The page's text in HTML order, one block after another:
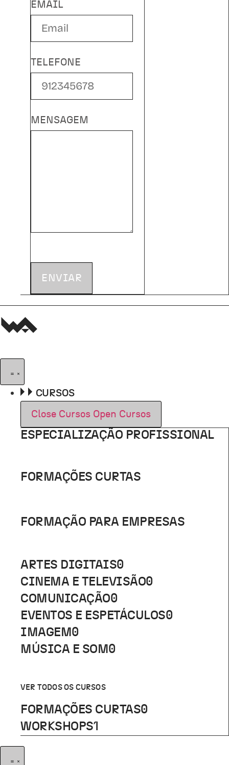
EMAIL
TELEFONE
MENSAGEM
ENVIAR
CURSOS
Close Cursos Open Cursos
ESPECIALIZAÇÃO PROFISSIONAL
FORMAÇÕES CURTAS
FORMAÇÃO PARA EMPRESAS
ARTES DIGITAIS0
CINEMA E TELEVISÃO0
COMUNICAÇÃO0
EVENTOS E ESPETÁCULOS0
IMAGEM 0
MÚSICA E SOM 0
VER TODOS OS CURSOS
FORMAÇÕES CURTAS0
WORKSHOPS1